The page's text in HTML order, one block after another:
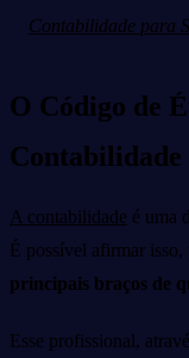
Contabilidade para
O Código de
Contabilidade
A contabilidade é uma
É possível afirmar
principais braços de
Esse profissional,